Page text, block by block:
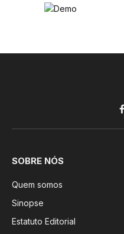
SOBRE NÓS
Quem somos
Sinopse
Estatuto Editorial